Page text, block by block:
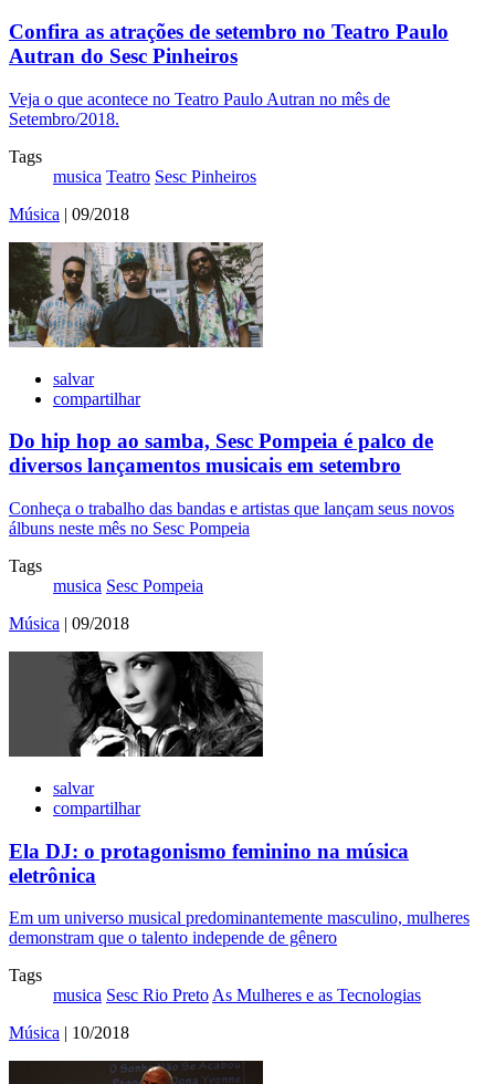
Confira as atrações de setembro no Teatro Paulo
Autran do Sesc Pinheiros
Veja o que acontece no Teatro Paulo Autran no mês de
Setembro/2018.
Tags
musica Teatro Sesc Pinheiros
Música | 09/2018
salvar
compartilhar
Do hip hop ao samba, Sesc Pompeia é palco de
diversos lançamentos musicais em setembro
Conheça o trabalho das bandas e artistas que lançam seus novos
álbuns neste mês no Sesc Pompeia
Tags
musica Sesc Pompeia
Música | 09/2018
salvar
compartilhar
Ela DJ: o protagonismo feminino na música
eletrônica
Em um universo musical predominantemente masculino, mulheres
demonstram que o talento independe de gênero
Tags
musica Sesc Rio PretoAs Mulheres e as Tecnologias
Música | 10/2018